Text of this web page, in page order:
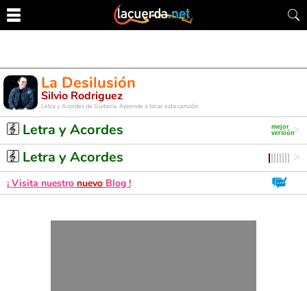
La Desilusión
Silvio Rodriguez
Letra y Acordes de Guitarra. Aprende a tocar esta canción
Letra y Acordes
Letra y Acordes
¡ Visita nuestro nuevo Blog !